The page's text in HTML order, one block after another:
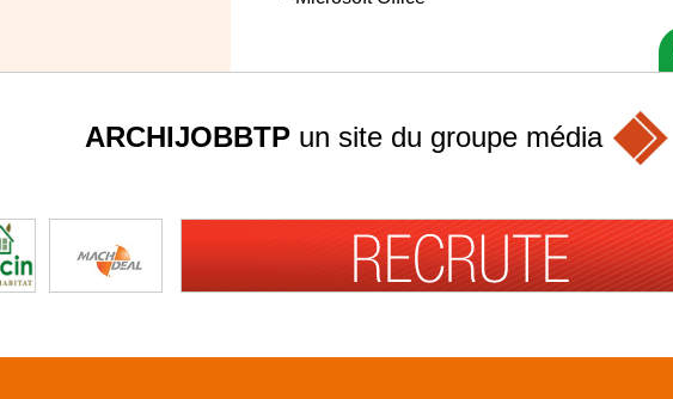
ARCHIJOBBTPun site du groupe média